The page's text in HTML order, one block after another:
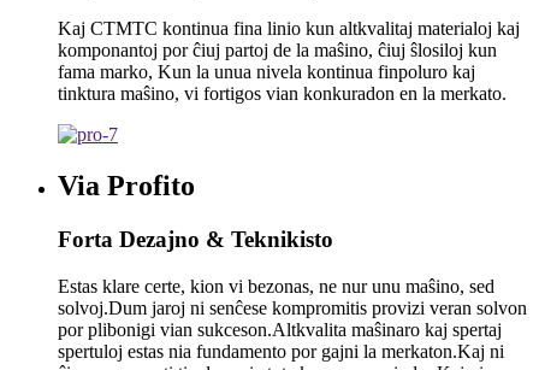
Kaj CTMTC kontinua fina linio kun altkvalitaj materialoj kaj
komponantoj por ĉiuj partoj de la maŝino, ĉiuj ŝlosiloj kun
fama marko, Kun la unua nivela kontinua finpoluro kaj
tinktura maŝino, vi fortigos vian konkuradon en la merkato.
Via Profito
Forta Dezajno & Teknikisto
Estas klare certe, kion vi bezonas, ne nur unu maŝino, sed
solvoj.Dum jaroj ni senĉese kompromitis provizi veran solvon
por plibonigi vian sukceson.Altkvalita maŝinaro kaj spertaj
spertuloj estas nia fundamento por gajni la merkaton.Kaj ni